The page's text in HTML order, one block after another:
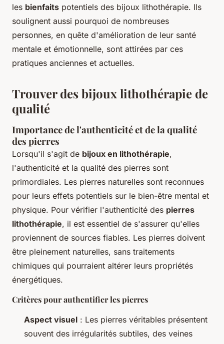
les bienfaits potentiels des bijoux lithothérapie. Ils
soulignent aussi pourquoi de nombreuses
personnes, en quête d'amélioration de leur santé
mentale et émotionnelle, sont attirées par ces
pratiques anciennes et actuelles.
Trouver des bijoux lithothérapie de
qualité
Importance de l'authenticité et de la qualité
des pierres
Lorsqu'il s'agit de bijoux en lithothérapie,
l'authenticité et la qualité des pierres sont
primordiales. Les pierres naturelles sont reconnues
pour leurs effets potentiels sur le bien-être mental et
physique. Pour vérifier l'authenticité des pierres
lithothérapie, il est essentiel de s'assurer qu'elles
proviennent de sources fiables. Les pierres doivent
être pleinement naturelles, sans traitements
chimiques qui pourraient altérer leurs propriétés
énergétiques.
Critères pour authentifier les pierres
Aspect visuel : Les pierres véritables présentent
souvent des irrégularités subtiles, des veines